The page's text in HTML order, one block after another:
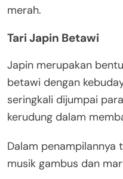
merah.
Tari Japin Betawi
Japin merupakan
betawi dengan
seringkali dijumpai
kerudung dalam
Dalam penampilannya
musik gambus dan